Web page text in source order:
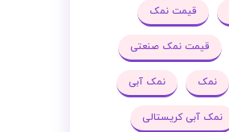
قیمت نمک
قیمت نمک صنعتی
نمک نمک آبی
نمک آبی کریستالی